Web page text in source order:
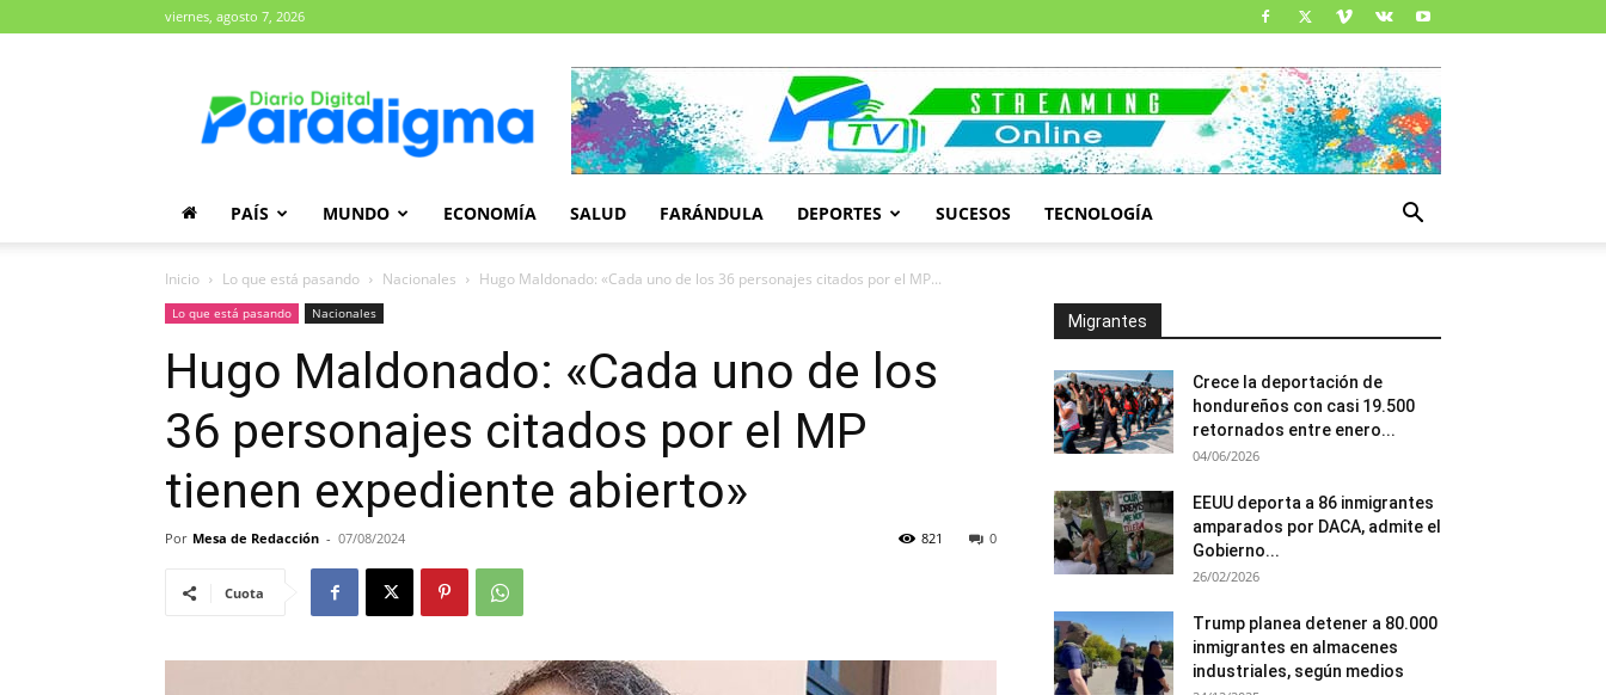
viernes, agosto 7, 2026
Paradigma
PAÍS MUNDO ECONOMÍA SALUD FARÁNDULA DEPORTES SUCESOS TECNOLOGÍA
Inicio Lo que está pasando Nacionales Hugo Maldonado: «Cada uno de los 36 personajes citados por el MP...
Lo que está pasando Nacionales
Hugo Maldonado: «Cada uno de los
36 personajes citados por el MP
tienen expediente abierto»
Por Mesa de Redacción - 07/08/2024 0
821
Cuota
Migrantes
Crece la deportación de
hondureños con casi 19.500
retornados entre enero...
04/06/2026
EEUU deporta a 86 inmigrantes
amparados por DACA, admite el
Gobierno...
26/02/2026
Trump planea detener a 80.000
inmigrantes en almacenes
industriales, según medios